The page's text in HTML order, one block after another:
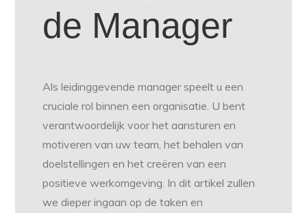
de Manager
Als leidinggevende manager speelt u een
cruciale rol binnen een organisatie. U bent
verantwoordelijk voor het aansturen en
motiveren van uw team, het behalen van
doelstellingen en het creëren van een
positieve werkomgeving. In dit artikel zullen
we dieper ingaan op de taken en